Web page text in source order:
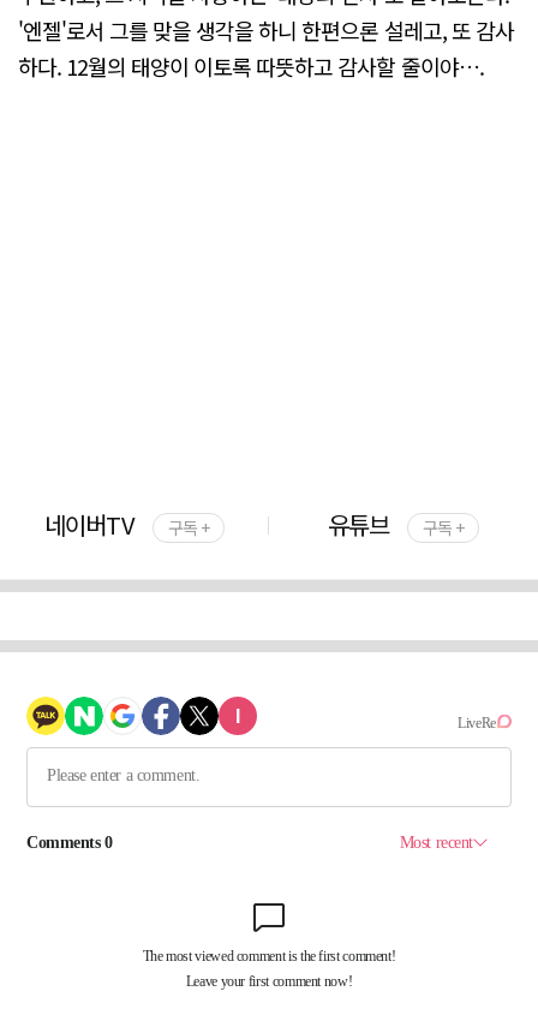
'엔젤'로서 그를 맞을 생각을 하니 한편으론 설레고, 또 감사
하다. 12월의 태양이 이토록 따뜻하고 감사할 줄이야….
네이버TV 구독 + 유튜브 구독 +